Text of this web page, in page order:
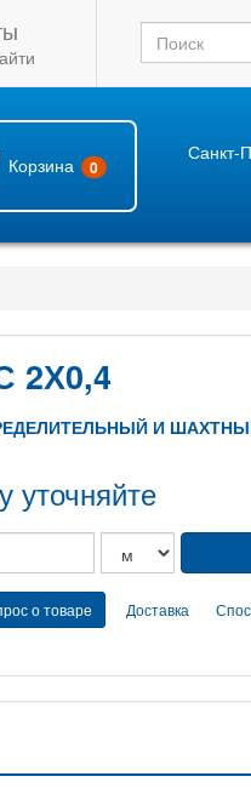
Корзина 0
Санкт-
2Х0,4
И
уточняйте
о товаре Доставка